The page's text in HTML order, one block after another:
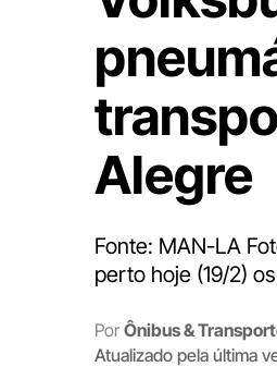
Alegre
Fonte: MAN-LA
perto hoje (19/2)
Por Ônibus &
Atualizado pela última